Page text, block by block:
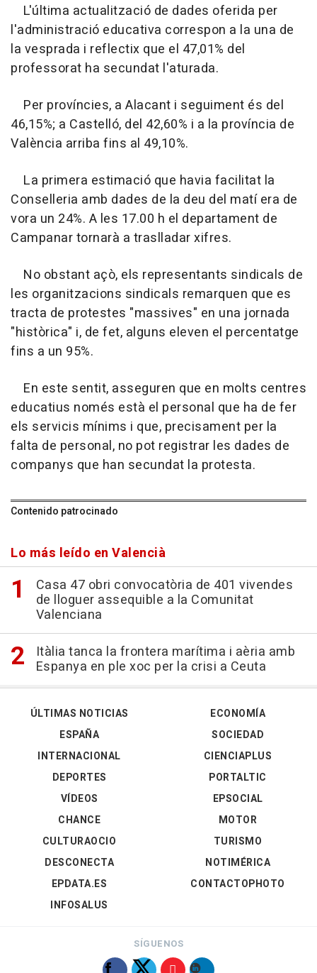
L'última actualització de dades oferida per
l'administració educativa correspon a la una de
la vesprada i reflectix que el 47,01% del
professorat ha secundat l'aturada.
Per províncies, a Alacant i seguiment és del
46,15%; a Castelló, del 42,60% i a la província de
València arriba fins al 49,10%.
La primera estimació que havia facilitat la
Conselleria amb dades de la deu del matí era de
vora un 24%. A les 17.00 h el departament de
Campanar tornarà a traslladar xifres.
No obstant açò, els representants sindicals de
les organitzacions sindicals remarquen que es
tracta de protestes "massives" en una jornada
"històrica" i, de fet, alguns eleven el percentatge
fins a un 95%.
En este sentit, asseguren que en molts centres
educatius només està el personal que ha de fer
els servicis mínims i que, precisament per la
falta de personal, no pot registrar les dades de
companys que han secundat la protesta.
Contenido patrocinado
Lo más leído en Valencià
Casa 47 obri convocatòria de 401 vivendes
de lloguer assequible a la Comunitat
Valenciana
Itàlia tanca la frontera marítima i aèria amb
Espanya en ple xoc per la crisi a Ceuta
ÚLTIMAS NOTICIAS
ESPAÑA
INTERNACIONAL
DEPORTES
VÍDEOS
ECONOMÍA
SOCIEDAD
CIENCIAPLUS
PORTALTIC
EPSOCIAL
CHANCE
CULTURAOCIO
DESCONECTA
EPDATA.ES
INFOSALUS
MOTOR
TURISMO
NOTIMÉRICA
CONTACTOPHOTO
SÍGUENOS